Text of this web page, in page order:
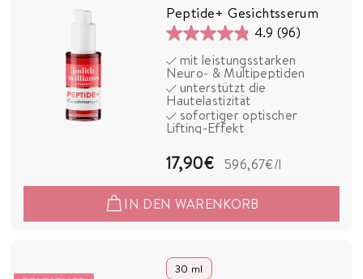
Peptide+ Gesichtsserum
4.9 (96)
4.9
von
5
Sternen.
96
mit leistungsstarken
Neuro- & Multipeptiden
unterstützt die
Hautelastizität
sofortiger optischer
Lifting-Effekt
17,90€1
7
,
596,67€/l
IN DEN WARENKORB
30 ml